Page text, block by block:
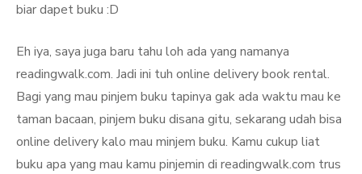
biar dapet buku :D
Eh iya, saya juga baru tahu loh ada yang namanya
readingwalk.com. Jadi ini tuh online delivery book rental.
Bagi yang mau pinjem buku tapinya gak ada waktu mau ke
taman bacaan, pinjem buku disana gitu, sekarang udah bisa
online delivery kalo mau minjem buku. Kamu cukup liat
buku apa yang mau kamu pinjemin di readingwalk.com trus